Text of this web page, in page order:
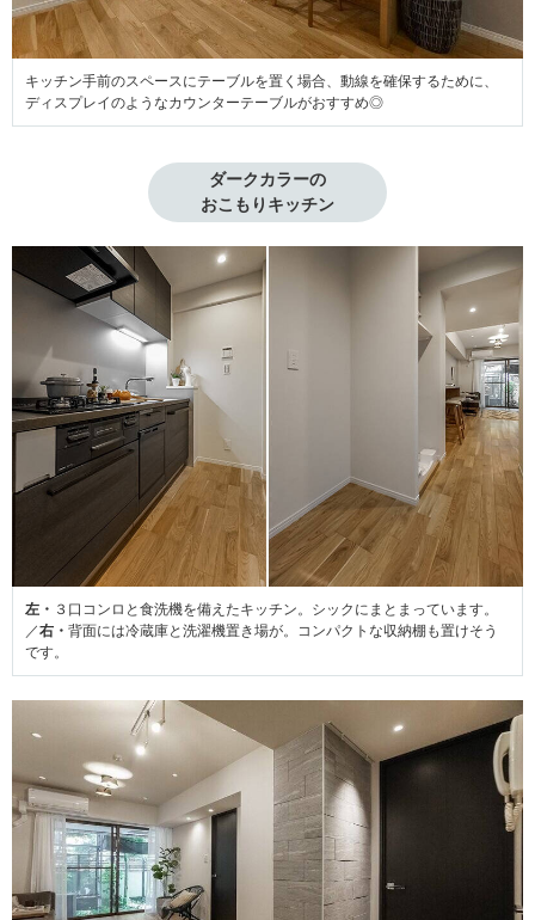
キッチン手前のスペースにテーブルを置く場合、動線を確保するために、
ディスプレイのようなカウンターテーブルがおすすめ◎
ダークカラーの
おこもりキッチン
左・ ３口コンロと食洗機を備えたキッチン。シックにまとまっています。
／右・ 背面には冷蔵庫と洗濯機置き場が。コンパクトな収納棚も置けそう
です。